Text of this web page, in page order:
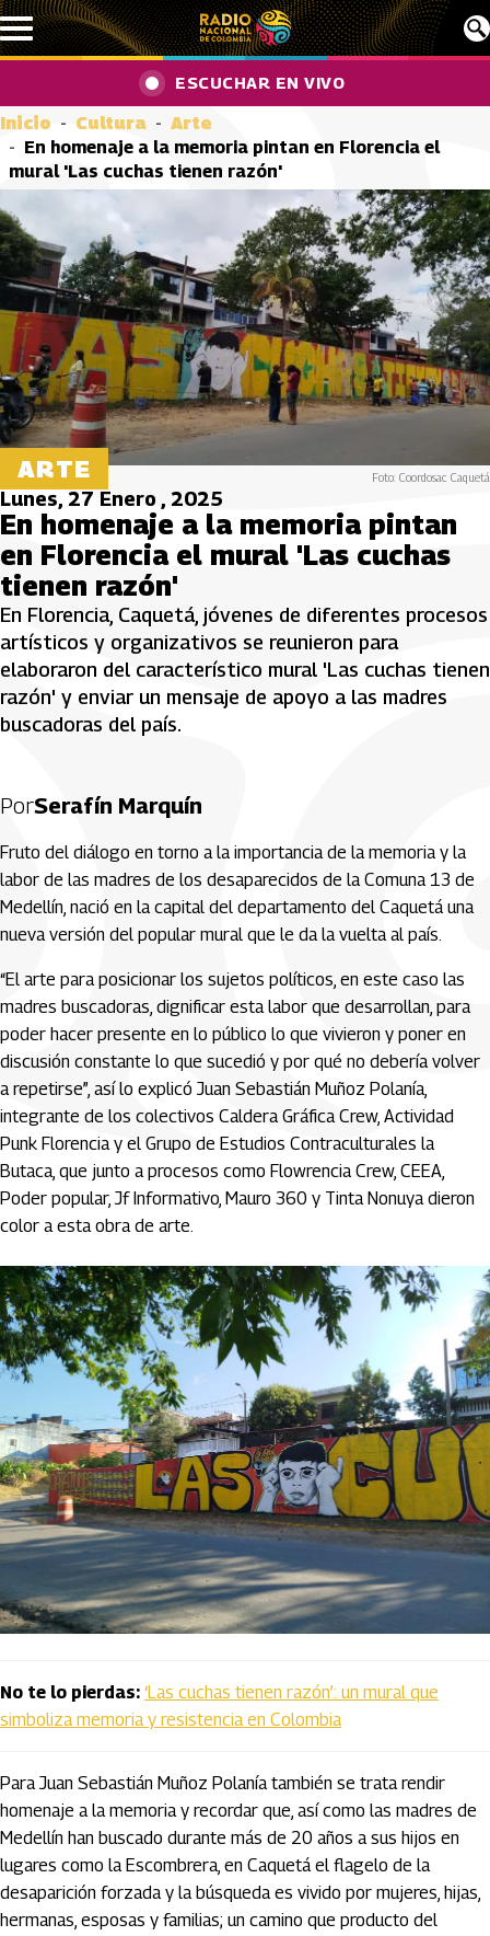
Pasar al contenido principal
ESCUCHAR EN VIVO
Inicio Cultura
Arte
En homenaje a la memoria pintan en Florencia el
mural 'Las cuchas tienen razón'
ARTE Foto: Coordosac Caquetá
Lunes, 27 Enero , 2025
En homenaje a la memoria pintan
en Florencia el mural 'Las cuchas
tienen razón'
En Florencia, Caquetá, jóvenes de diferentes procesos
artísticos y organizativos se reunieron para
elaboraron del característico mural 'Las cuchas tienen
razón' y enviar un mensaje de apoyo a las madres
buscadoras del país.
PorSerafín Marquín
Fruto del diálogo en torno a la importancia de la memoria y la
labor de las madres de los desaparecidos de la Comuna 13 de
Medellín, nació en la capital del departamento del Caquetá una
nueva versión del popular mural que le da la vuelta al país.
“El arte para posicionar los sujetos políticos, en este caso las
madres buscadoras, dignificar esta labor que desarrollan, para
poder hacer presente en lo público lo que vivieron y poner en
discusión constante lo que sucedió y por qué no debería volver
a repetirse”, así lo explicó Juan Sebastián Muñoz Polanía,
integrante de los colectivos Caldera Gráfica Crew, Actividad
Punk Florencia y el Grupo de Estudios Contraculturales la
Butaca, que junto a procesos como Flowrencia Crew, CEEA,
Poder popular, Jf Informativo, Mauro 360 y Tinta Nonuya dieron
color a esta obra de arte.
No te lo pierdas: ‘Las cuchas tienen razón’: un mural que
simboliza memoria y resistencia en Colombia
Para Juan Sebastián Muñoz Polanía también se trata rendir
homenaje a la memoria y recordar que, así como las madres de
Medellín han buscado durante más de 20 años a sus hijos en
lugares como la Escombrera, en Caquetá el flagelo de la
desaparición forzada y la búsqueda es vivido por mujeres, hijas,
hermanas, esposas y familias; un camino que producto del